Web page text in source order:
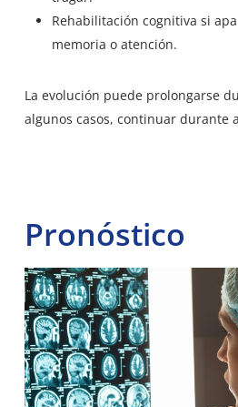
Rehabilitación cognitiva si
memoria o atención.
La evolución puede prolongarse
algunos casos, continuar durante
Pronóstico